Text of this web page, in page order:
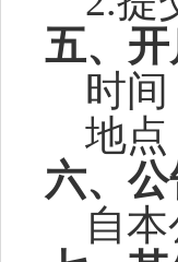
五、开
时间
地
六、
自